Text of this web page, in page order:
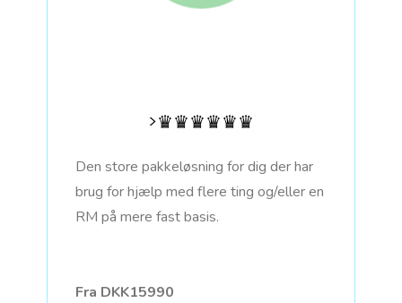
>♛♛♛♛♛♛
Den store pakkeløsning for dig der har
brug for hjælp med flere ting og/eller en
RM på mere fast basis.
Fra DKK15990